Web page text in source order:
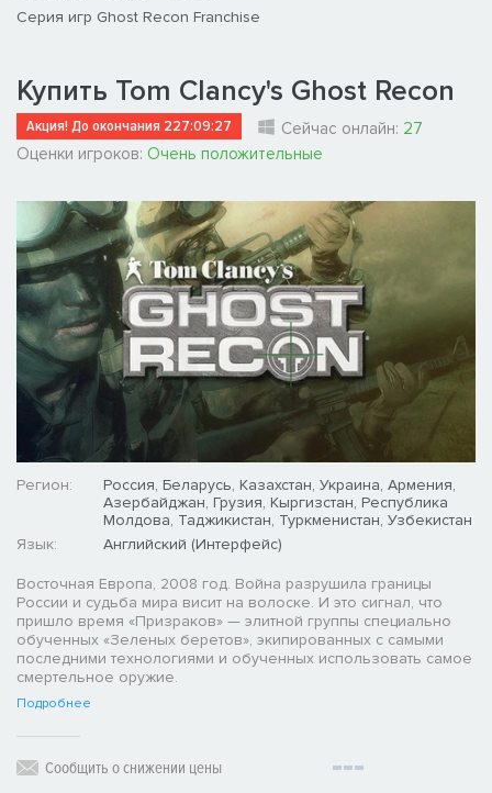
Серия игр Ghost Recon Franchise
Купить Tom Clancy's Ghost Recon
Акция! До окончания 227:09:27 Сейчас онлайн: 27
Оценки игроков: Очень положительные
Регион:
Россия, Беларусь, Казахстан, Украина, Армения,
Азербайджан, Грузия, Кыргизстан, Республика
Молдова, Таджикистан, Туркменистан, Узбекистан
Язык:
Английский (Интерфейс)
Восточная Европа, 2008 год. Война разрушила границы
России и судьба мира висит на волоске. И это сигнал, что
пришло время «Призраков» — элитной группы специально
обученных «Зеленых беретов», экипированных с самыми
последними технологиями и обученных использовать самое
смертельное оружие.
Подробнее
Сообщить о снижении цены